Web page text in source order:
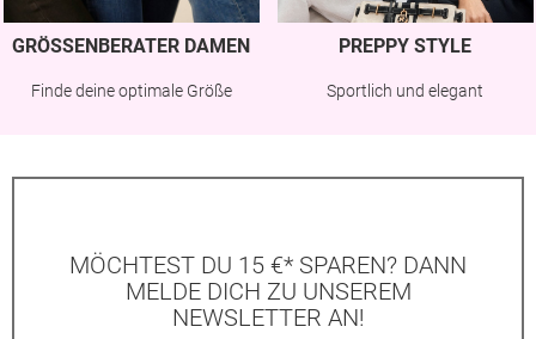
GRÖSSENBERATER DAMEN
Finde deine optimale Größe
PREPPY STYLE
Sportlich und elegant
MÖCHTEST DU 15 €* SPAREN? DANN
MELDE DICH ZU UNSEREM
NEWSLETTER AN!